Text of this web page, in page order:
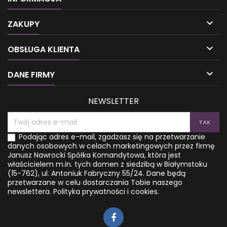
przez dotyk. Polega na
odpowiednich punktów na
ciele, docieraniu do źródła
równowagi mięśniowo-
powięziowej. W sposób
eliminuje różnego rodzaju
bóle, a także...
naturopatyczne, świeże soki
kluczową rolę w leczeniu
poważnych zaburzeń krwi. W
wprowadza innowacyjne
środki, które działają...
ZAKUPY 
OBSŁUGA KLIENTA 
DANE FIRMY 
NEWSLETTER
Podając adres e-mail, zgadzasz się na przetwarzanie
danych osobowych w celach marketingowych przez firmę
Janusz Nawrocki Spółka Komandytowa, która jest
właścicielem m.in. tych domen z siedzibą w Białymstoku
(15-762), ul. Antoniuk Fabryczny 55/24. Dane będą
przetwarzane w celu dostarczania Tobie naszego
newslettera. Polityka prywatności i cookies.